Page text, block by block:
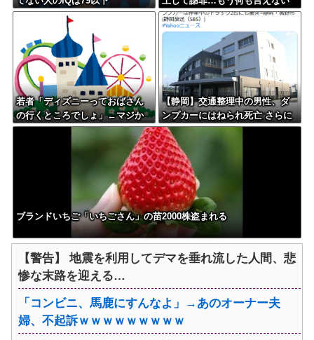
若者「ディズニーっておばさん
の行くところでしょ」←マジか
【静岡】交通整理中の男性、ダ
ンプカーにはねられ死亡 さらに
ダンプカーは停車中のトラック2
台にも衝突=裾野市
ブランドいちご「いちごさん」の苗2000株盗まれる
【警告】 地震を利用してデマを垂れ流した人間、悲
惨な末路を迎える…
「コンビニ、馬鹿にすんなよ」→あのオーナー夫
婦、不起訴ｗｗｗｗｗｗｗｗｗ